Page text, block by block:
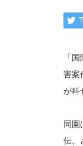
「
害案
が科
同園
伝。